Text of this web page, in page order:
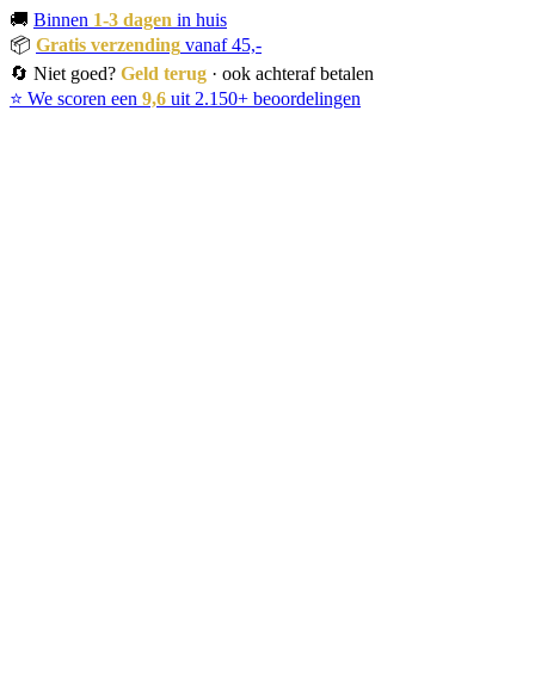
🚚 Binnen 1-3 dagen in huis
📦 Gratis verzending vanaf 45,-
🔄 Niet goed? Geld terug · ook achteraf betalen
⭐ We scoren een 9,6 uit 2.150+ beoordelingen